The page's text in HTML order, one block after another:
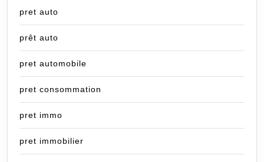
pret auto
prêt auto
pret automobile
pret consommation
pret immo
pret immobilier